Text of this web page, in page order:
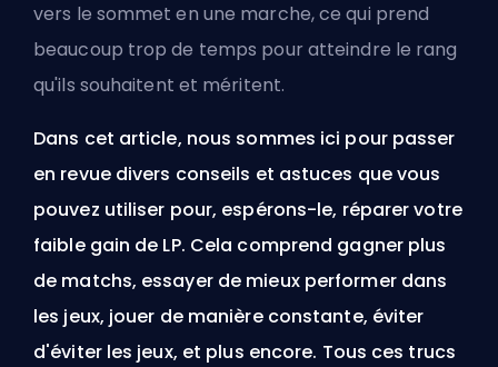
vers le sommet en une marche, ce qui prend
beaucoup trop de temps pour atteindre le rang
qu'ils souhaitent et méritent.
Dans cet article, nous sommes ici pour passer
en revue divers conseils et astuces que vous
pouvez utiliser pour, espérons-le, réparer votre
faible gain de LP. Cela comprend gagner plus
de matchs, essayer de mieux performer dans
les jeux, jouer de manière constante, éviter
d'éviter les jeux, et plus encore. Tous ces trucs